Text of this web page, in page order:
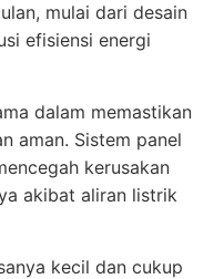
mulai dari desain
efisiensi energi
dalam memastikan
aman. Sistem panel
kerusakan
akibat aliran listrik
kecil dan cukup